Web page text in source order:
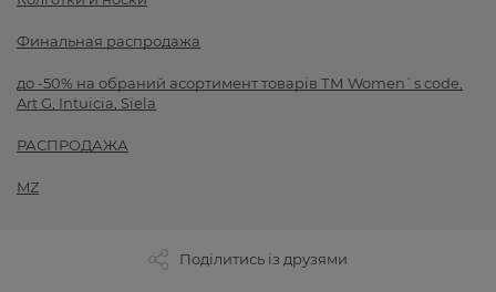
Финальная распродажа
до -50% на обраний асортимент товарів ТМ Women`s code,
Art G, Intuicia, Siela
РАСПРОДАЖА
MZ
Поділитись із друзями